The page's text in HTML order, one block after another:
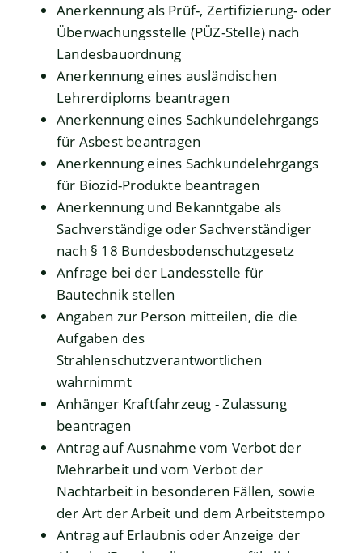
Anerkennung als Prüf-, Zertifizierung- oder
Überwachungsstelle (PÜZ-Stelle) nach
Landesbauordnung
Anerkennung eines ausländischen
Lehrerdiploms beantragen
Anerkennung eines Sachkundelehrgangs
für Asbest beantragen
Anerkennung eines Sachkundelehrgangs
für Biozid-Produkte beantragen
Anerkennung und Bekanntgabe als
Sachverständige oder Sachverständiger
nach § 18 Bundesbodenschutzgesetz
Anfrage bei der Landesstelle für
Bautechnik stellen
Angaben zur Person mitteilen, die die
Aufgaben des
Strahlenschutzverantwortlichen
wahrnimmt
Anhänger Kraftfahrzeug - Zulassung
beantragen
Antrag auf Ausnahme vom Verbot der
Mehrarbeit und vom Verbot der
Nachtarbeit in besonderen Fällen, sowie
der Art der Arbeit und dem Arbeitstempo
Antrag auf Erlaubnis oder Anzeige der